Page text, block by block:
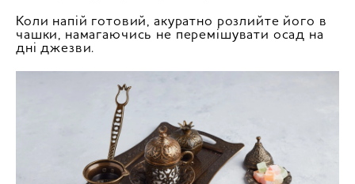
Коли напій готовий, акуратно розлийте його в
чашки, намагаючись не перемішувати осад на
дні джезви.